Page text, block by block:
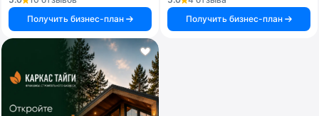
Получить бизнес-план
Получить бизнес-план